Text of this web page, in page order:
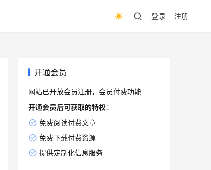
登录 注册
开通会员
网站已开放会员注册，会员付费功能
开通会员后可获取的特权：
免费阅读付费文章
免费下载付费资源
提供定制化信息服务